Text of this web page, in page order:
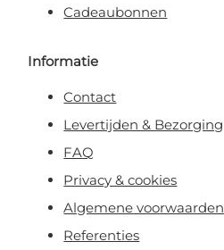
Cadeaubonnen
Informatie
Contact
Levertijden & Bezorging
FAQ
Privacy & cookies
Algemene voorwaarden
Referenties